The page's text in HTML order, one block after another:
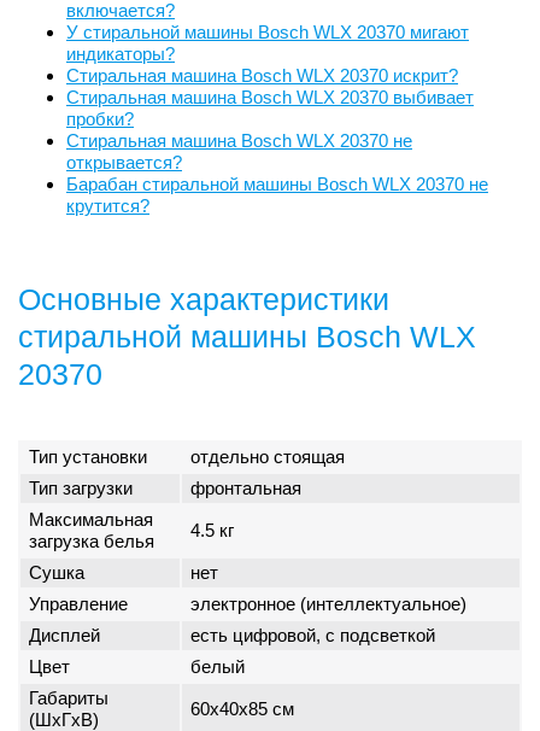
включается?
У стиральной машины Bosch WLX 20370 мигают
индикаторы?
Стиральная машина Bosch WLX 20370 искрит?
Стиральная машина Bosch WLX 20370 выбивает
пробки?
Стиральная машина Bosch WLX 20370 не
открывается?
Барабан стиральной машины Bosch WLX 20370 не
крутится?
Основные характеристики
стиральной машины Bosch WLX
20370
Тип установки
отдельно стоящая
Тип загрузки
фронтальная
Максимальная
загрузка белья
4.5 кг
Сушка
нет
Управление
электронное (интеллектуальное)
Дисплей
есть цифровой, с подсветкой
Цвет
белый
Габариты
(ШxГxВ)
60x40x85 см